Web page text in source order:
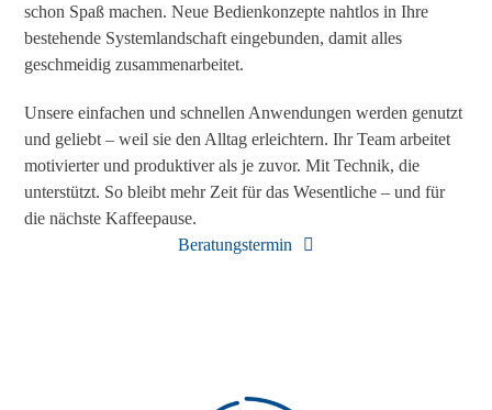
schon Spaß machen. Neue Bedienkonzepte nahtlos in Ihre
bestehende Systemlandschaft eingebunden, damit alles
geschmeidig zusammenarbeitet.
Unsere einfachen und schnellen Anwendungen werden genutzt
und geliebt – weil sie den Alltag erleichtern. Ihr Team arbeitet
motivierter und produktiver als je zuvor. Mit Technik, die
unterstützt. So bleibt mehr Zeit für das Wesentliche – und für
die nächste Kaffeepause.
Beratungstermin